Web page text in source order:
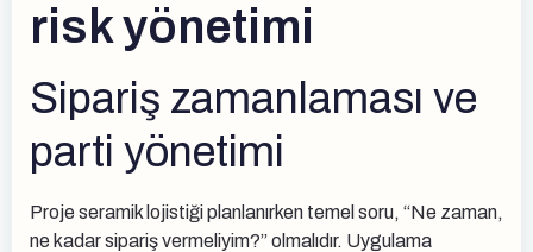
risk yönetimi
Sipariş zamanlaması ve
parti yönetimi
Proje seramik lojistiği planlanırken temel soru, “Ne zaman,
ne kadar sipariş vermeliyim?” olmalıdır. Uygulama